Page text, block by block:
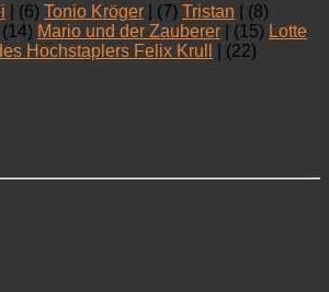
| (6) Tonio Kröger | (7) Tristan | (8)
(14) Mario und der Zauberer | (15) Lotte
Hochstaplers Felix Krull
| (22)